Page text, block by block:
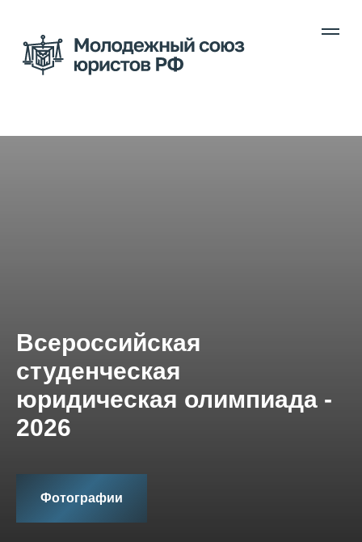
Всероссийская
студенческая
юридическая олимпиада -
2026
Фотографии